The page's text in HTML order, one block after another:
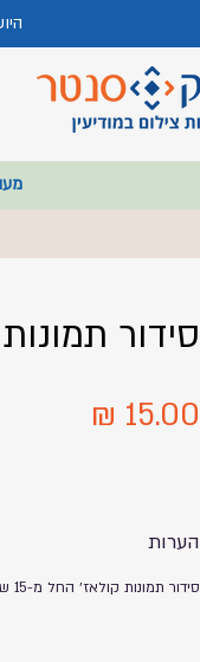
סידור
הערות
סידור תמונות קולאז׳ החל מ-15 ש״ח | התמונות להמחשה בלבד